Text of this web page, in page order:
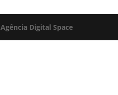
Agência Digital Space